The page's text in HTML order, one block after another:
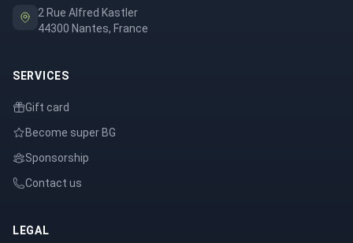
2 Rue Alfred Kastler
44300 Nantes, France
SERVICES
Gift card
Become super BG
Sponsorship
Contact us
LEGAL